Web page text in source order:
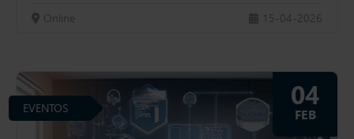
Online 15-04-2026
EVENTOS 04
FEB